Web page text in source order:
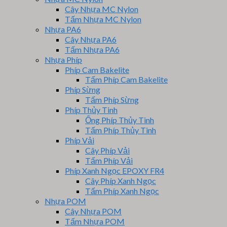
Cây Nhựa MC Nylon
Tấm Nhựa MC Nylon
Nhựa PA6
Cây Nhựa PA6
Tấm Nhựa PA6
Nhựa Phíp
Phíp Cam Bakelite
Tấm Phíp Cam Bakelite
Phíp Sừng
Tấm Phíp Sừng
Phíp Thủy Tinh
Ống Phíp Thủy Tinh
Tấm Phíp Thủy Tinh
Phíp Vải
Cây Phíp Vải
Tấm Phíp Vải
Phíp Xanh Ngọc EPOXY FR4
Cây Phíp Xanh Ngọc
Tấm Phíp Xanh Ngọc
Nhựa POM
Cây Nhựa POM
Tấm Nhựa POM